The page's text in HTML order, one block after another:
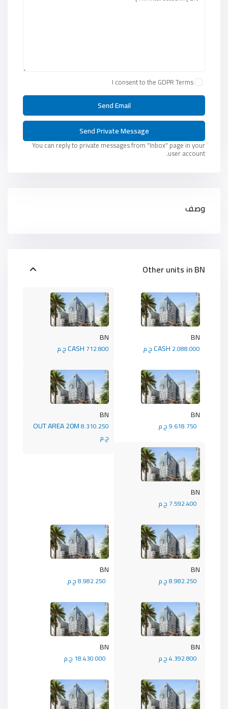
وصف
Other units inBN
BN
CASH 712.800 ج.م
BN
CASH 2.088.000 ج.م
BN
OUT AREA 20M8.310.250
ج.م
BN
BN
BN BN
BN BN
I consent to the GDPR Terms
You can reply to private messages from "Inbox" page in your
user account.